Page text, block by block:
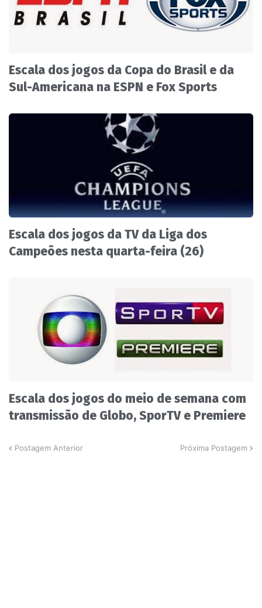
Escala dos jogos da Copa do Brasil e da
Sul-Americana na ESPN e Fox Sports
Escala dos jogos da TV da Liga dos
Campeões nesta quarta-feira (26)
Escala dos jogos do meio de semana com
transmissão de Globo, SporTV e Premiere
Postagem Anterior Próxima Postagem